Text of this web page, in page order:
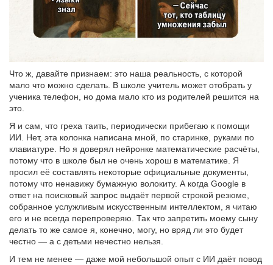
Что ж, давайте признаем: это наша реальность, с которой
мало что можно сделать. В школе учитель может отобрать у
ученика телефон, но дома мало кто из родителей решится на
это.
Я и сам, что греха таить, периодически прибегаю к помощи
ИИ. Нет, эта колонка написана мной, по старинке, руками по
клавиатуре. Но я доверял нейронке математические расчёты,
потому что в школе был не очень хорош в математике. Я
просил её составлять некоторые официальные документы,
потому что ненавижу бумажную волокиту. А когда Google в
ответ на поисковый запрос выдаёт первой строкой резюме,
собранное услужливым искусственным интеллектом, я читаю
его и не всегда перепроверяю. Так что запретить моему сыну
делать то же самое я, конечно, могу, но вряд ли это будет
честно — а с детьми нечестно нельзя.
И тем не менее — даже мой небольшой опыт с ИИ даёт повод